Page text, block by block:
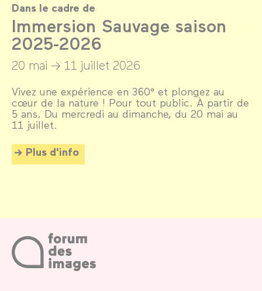
Dans le cadre de
Immersion Sauvage saison
2025-2026
20 mai → 11 juillet 2026
Vivez une expérience en 360° et plongez au
cœur de la nature ! Pour tout public. À partir de
5 ans. Du mercredi au dimanche, du 20 mai au
11 juillet.
Plus d'info